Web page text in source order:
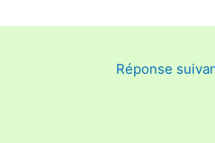
Réponse